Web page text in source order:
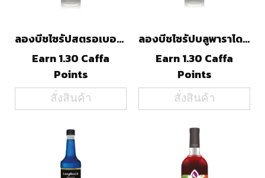
ลองบีชไซรัปสตรอเบอร์รี่(740ml)
Earn 1.30 Caffa
Points
สั่งสินค้า
ลองบีชไซรัปบลูพาราไดซ์(740ml)
Earn 1.30 Caffa
Points
สั่งสินค้า